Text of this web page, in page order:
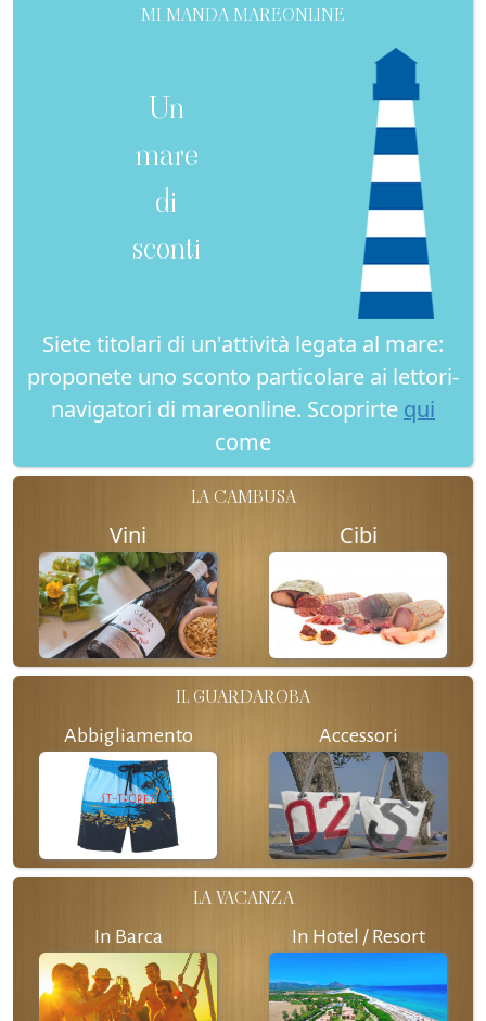
MI MANDA MAREONLINE
Un
mare
di
sconti
Siete titolari di un'attività legata al mare:
proponete uno sconto particolare ai lettori-
navigatori di mareonline. Scoprirte qui
come
LA CAMBUSA
Vini Cibi
IL GUARDAROBA
Abbigliamento Accessori
LA VACANZA
In Barca In Hotel / Resort